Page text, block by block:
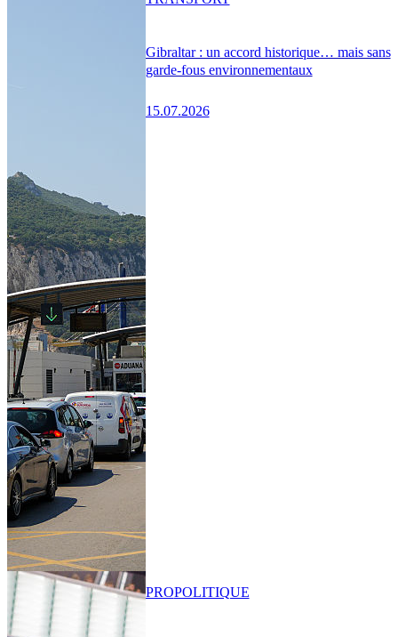
Gibraltar : un accord historique… mais sans
garde-fous environnementaux
15.07.2026
PROPOLITIQUE